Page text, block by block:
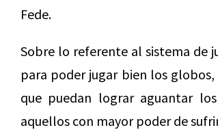
Fede.
Sobre lo referente al sistema de
para poder jugar bien los
que puedan lograr aguantar
aquellos con mayor poder de